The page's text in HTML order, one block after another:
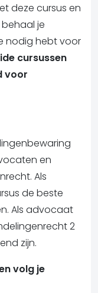
deze cursus en
je
nodig hebt voor
cursussen
voor
en
Als
de beste
Als advocaat
2
zijn.
volg je